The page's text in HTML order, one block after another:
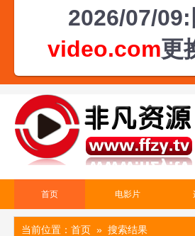
2026/07/
video.com更
首页 电影片
当前位置： 首页 » 搜索结果